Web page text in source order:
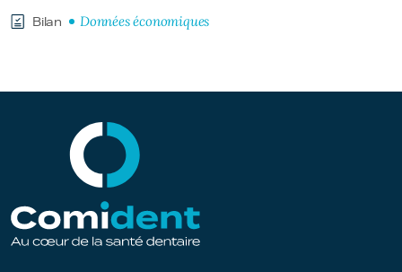
Bilan Données économiques